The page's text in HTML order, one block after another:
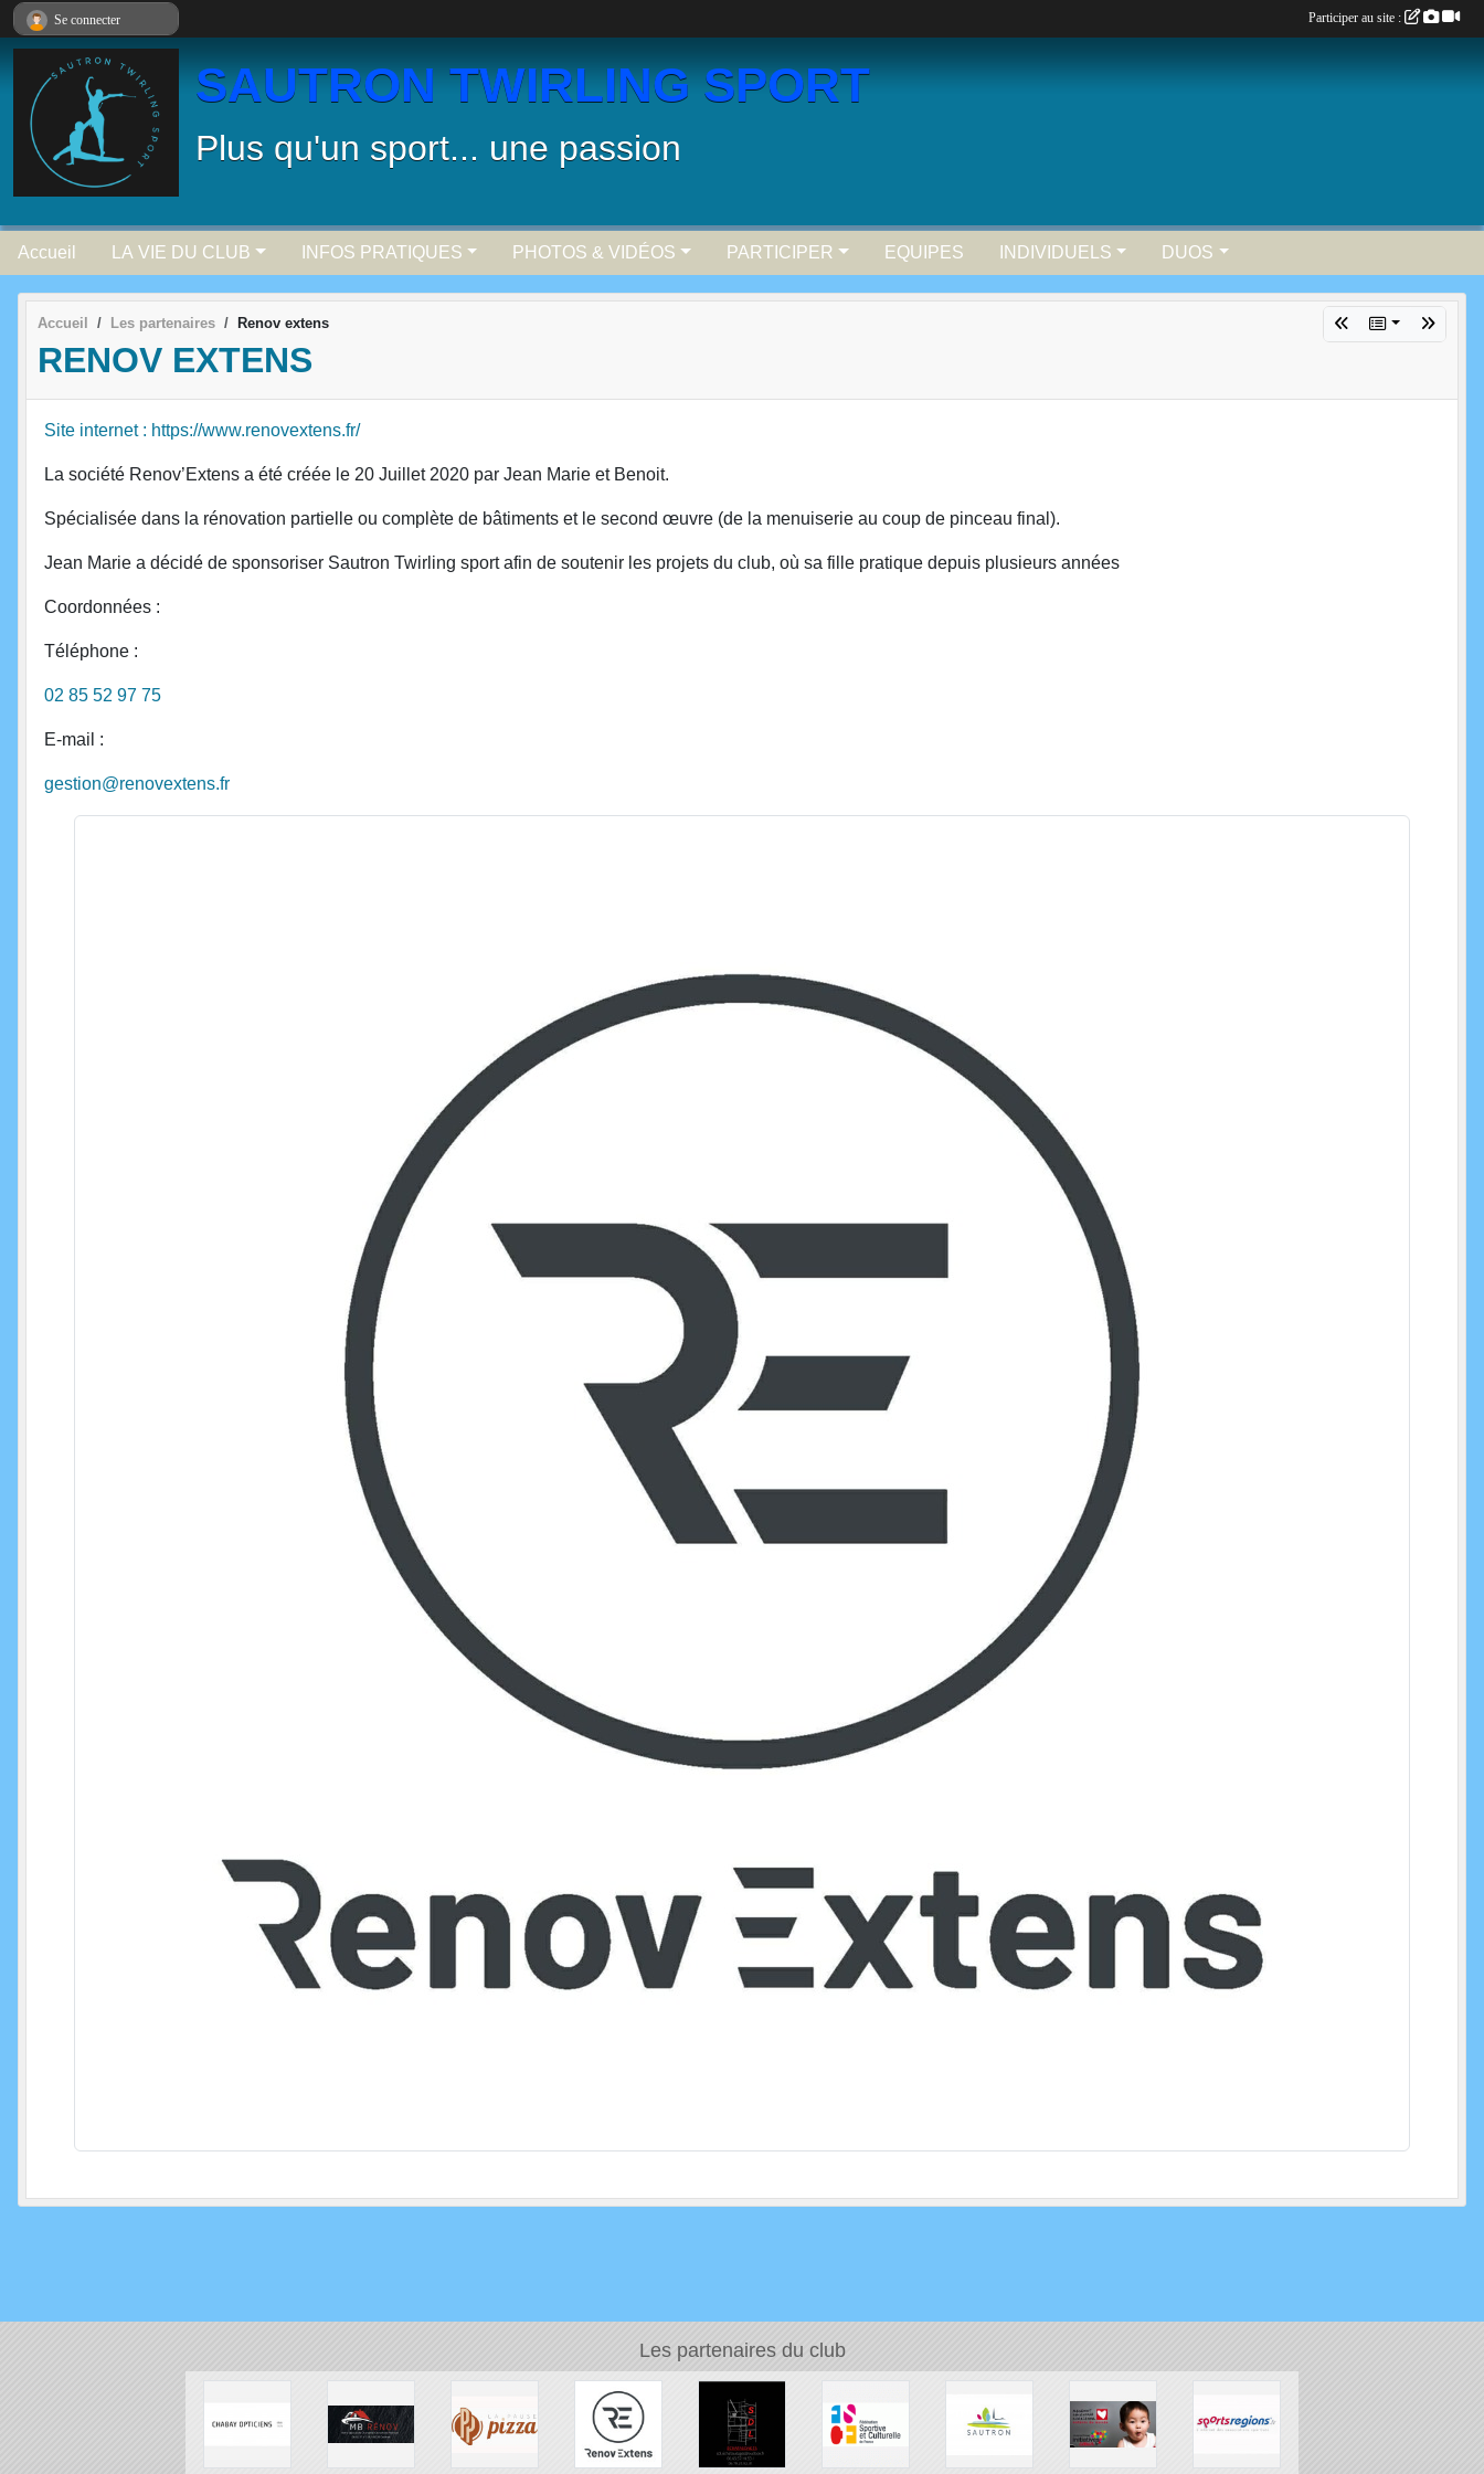
SAUTRON TWIRLING SPORT
Plus qu'un sport... une passion
Accueil LA VIE DU CLUB INFOS PRATIQUES PHOTOS & VIDÉOS PARTICIPER EQUIPES INDIVIDUELS DUOS
Accueil Les partenaires Renov extens
RENOV EXTENS
Site internet : https://www.renovextens.fr/
La société Renov’Extens a été créée le 20 Juillet 2020 par Jean Marie et Benoit.
Spécialisée dans la rénovation partielle ou complète de bâtiments et le second œuvre (de la menuiserie au coup de pinceau final).
Jean Marie a décidé de sponsoriser Sautron Twirling sport afin de soutenir les projets du club, où sa fille pratique depuis plusieurs années
Coordonnées :
Téléphone :
02 85 52 97 75
E-mail :
gestion@renovextens.fr
Les partenaires du club
Se connecter Participer au site :
Panneau de gestion des cookies